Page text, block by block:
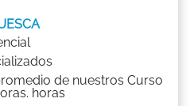
de nuestros Curso
horas